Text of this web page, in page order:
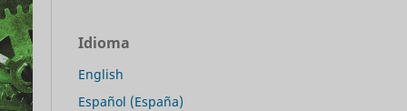
Idioma
English
Español (España)